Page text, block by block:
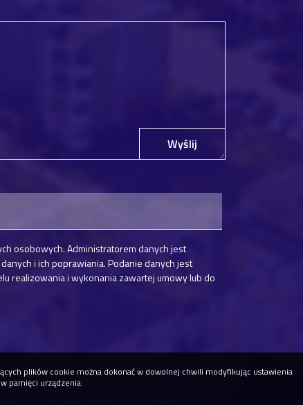
Wyślij
osobowych. Administratorem danych jest
i ich poprawiania. Podanie danych jest
realizowania i wykonania zawartej umowy lub do
plików cookie można dokonać w dowolnej chwili modyfikując ustawienia
pamięci urządzenia.